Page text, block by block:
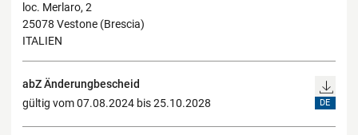
loc. Merlaro, 2
25078 Vestone (Brescia)
ITALIEN
abZ Änderungbescheid
gültig vom 07.08.2024 bis 25.10.2028
DE